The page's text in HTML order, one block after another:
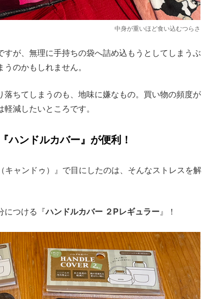
中身が重いほど食い込むつらさ
すが、無理に手持ちの袋へ詰め込もうとしてしまうぶ
のかもしれません。
落ちてしまうのも、地味に嫌なもの。買い物の頻度が
減したいところです。
ハンドルカバー』が便利！
ャンドゥ）』で目にしたのは、そんなストレスを解
につける『ハンドルカバー ２Pレギュラー 』！